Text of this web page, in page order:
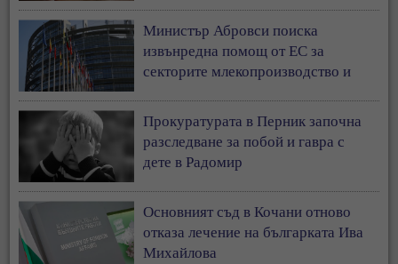
Министър Абровси поиска
извънредна помощ от ЕС за
секторите млекопроизводство и
Прокуратурата в Перник започна
разследване за побой и гавра с
дете в Радомир
Основният съд в Кочани отново
отказа лечение на българката Ива
Михайлова